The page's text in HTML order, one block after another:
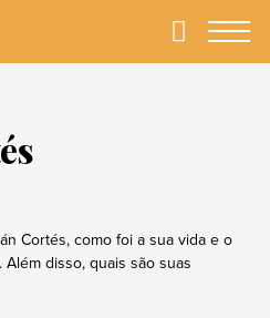
Primary
Cortés, como foi a sua vida e o
disso, quais são suas